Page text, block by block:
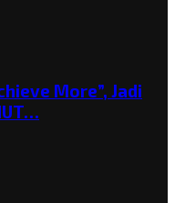
More”, Jadi